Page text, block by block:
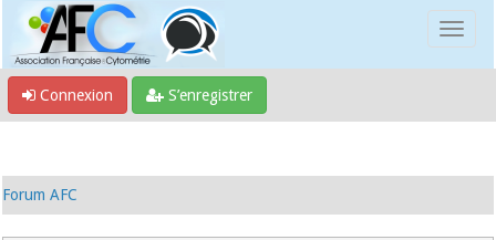
Connexion S’enregistrer
Forum AFC